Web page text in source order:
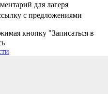
для лагеря
с предложениями
кнопку "Записаться в